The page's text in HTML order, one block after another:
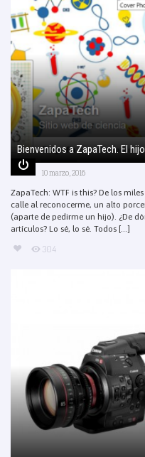
Bienvenidos a ZapaTech. El
10 marzo, 2016
ZapaTech: WTF is this? De los
calle al reconocerme, un alto
(aparte de pedirme un hijo). ¿De
artículos? Lo sé, lo sé. Todos [...]
304